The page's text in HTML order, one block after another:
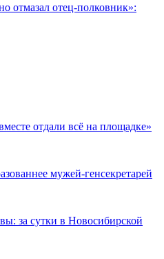
отмазал отец-полковник»:
отдали всё на площадке»
мужей-генсекретарей
за сутки в Новосибирской